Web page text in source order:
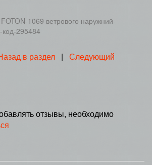
1069 ветрового наружний-
295484
в раздел | Следующий
отзывы, необходимо